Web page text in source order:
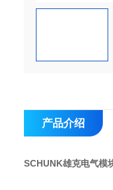
产品介绍
SCHUNK雄克电气模